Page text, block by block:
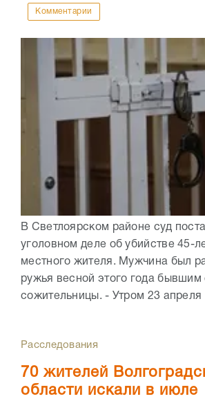
Комментарии
В Светлоярском районе суд
уголовном деле об убийстве 45-
местного жителя. Мужчина был
ружья весной этого года бывшим
сожительницы. - Утром 23 апреля
Расследования
70 жителей
области искали в июле